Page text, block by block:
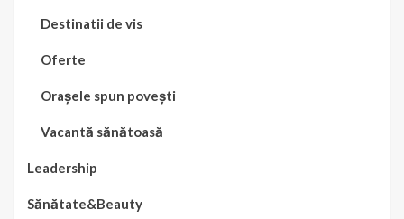
Destinatii de vis
Oferte
Orașele spun povești
Vacantă sănătoasă
Leadership
Sănătate&Beauty